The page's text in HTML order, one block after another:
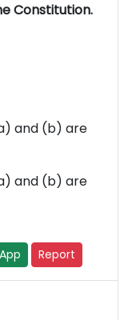
Constitution.
and (b) are
and (b) are
Report